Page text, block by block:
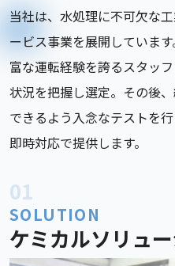
当社は、水処理に不可欠な
ービス事業を展開していま
富な運転経験を誇るスタッ
状況を把握し選定。その後
できるよう入念なテストを
即時対応で提供します。
01
SOLUTION
ケミカルソリュ